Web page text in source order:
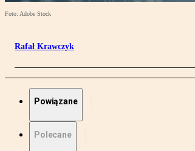
Foto: Adobe Stock
Rafał Krawczyk
Powiązane
Polecane